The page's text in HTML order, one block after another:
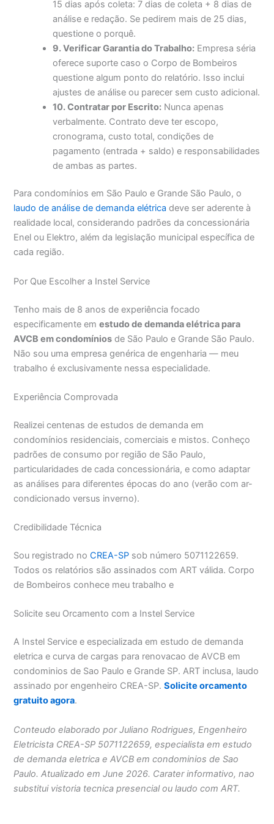
15 dias após coleta: 7 dias de coleta + 8 dias de
análise e redação. Se pedirem mais de 25 dias,
questione o porquê.
9. Verificar Garantia do Trabalho: Empresa séria
oferece suporte caso o Corpo de Bombeiros
questione algum ponto do relatório. Isso inclui
ajustes de análise ou parecer sem custo adicional.
10. Contratar por Escrito: Nunca apenas
verbalmente. Contrato deve ter escopo,
cronograma, custo total, condições de
pagamento (entrada + saldo) e responsabilidades
de ambas as partes.
Para condomínios em São Paulo e Grande São Paulo, o
laudo de análise de demanda elétrica deve ser aderente à
realidade local, considerando padrões da concessionária
Enel ou Elektro, além da legislação municipal específica de
cada região.
Por Que Escolher a Instel Service
Tenho mais de 8 anos de experiência focado
especificamente emestudo de demanda elétrica para
AVCB em condomínios de São Paulo e Grande São Paulo.
Não sou uma empresa genérica de engenharia — meu
trabalho é exclusivamente nessa especialidade.
Experiência Comprovada
Realizei centenas de estudos de demanda em
condomínios residenciais, comerciais e mistos. Conheço
padrões de consumo por região de São Paulo,
particularidades de cada concessionária, e como adaptar
as análises para diferentes épocas do ano (verão com ar-
condicionado versus inverno).
Credibilidade Técnica
Sou registrado noCREA-SP sob número 5071122659.
Todos os relatórios são assinados com ART válida. Corpo
de Bombeiros conhece meu trabalho e
Solicite seu Orcamento com a Instel Service
A Instel Service e especializada em estudo de demanda
eletrica e curva de cargas para renovacao de AVCB em
condominios de Sao Paulo e Grande SP. ART inclusa, laudo
assinado por engenheiro CREA-SP.Solicite orcamento
gratuito agora.
Conteudo elaborado por Juliano Rodrigues, Engenheiro
Eletricista CREA-SP 5071122659, especialista em estudo
de demanda eletrica e AVCB em condominios de Sao
Paulo. Atualizado em June 2026. Carater informativo, nao
substitui vistoria tecnica presencial ou laudo com ART.